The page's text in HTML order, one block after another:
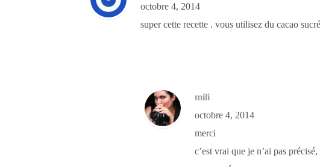
octobre 4, 2014
super cette recette . vous utilisez du cacao
mili
octobre 4, 2014
merci
c’est vrai que je n’ai pas